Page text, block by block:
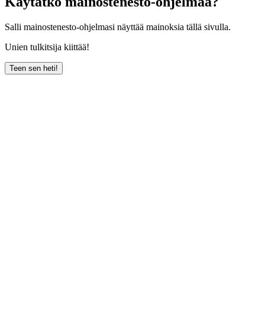
Salli mainostenesto-ohjelmasi näyttää mainoksia tällä sivulla.
Unien tulkitsija kiittää!
Teen sen heti!